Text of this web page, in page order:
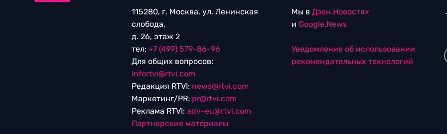
115280, г. Москва, ул. Ленинская
слобода,
д. 26, этаж 2
тел: +7 (499) 579-86-96
Для общих вопросов:
Infortvi@rtvi.com
Редакция RTVI: news@rtvi.com
Маркетинг/PR: pr@rtvi.com
Реклама RTVI: adv-eu@rtvi.com
Партнерские материалы
Мы в Дзен.Новостях
и Google.News
Уведомление об использовании
рекомендательных технологий